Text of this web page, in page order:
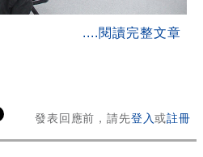
....閱讀完整文章
其實都在這裡！2015台北電玩展
發表回應前，請先登入或註冊